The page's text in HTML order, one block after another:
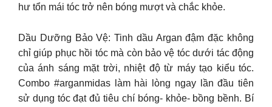
hư tổn mái tóc trở nên bóng mượt và chắc khỏe.
Dầu Dưỡng Bảo Vệ: Tinh dầu Argan đậm đặc không
chỉ giúp phục hồi tóc mà còn bảo vệ tóc dưới tác động
của ánh sáng mặt trời, nhiệt độ từ máy tạo kiểu tóc.
Combo #arganmidas làm hài lòng ngay lần đầu tiên
sử dụng tóc đạt đủ tiêu chí bóng- khỏe- bồng bềnh. Bí